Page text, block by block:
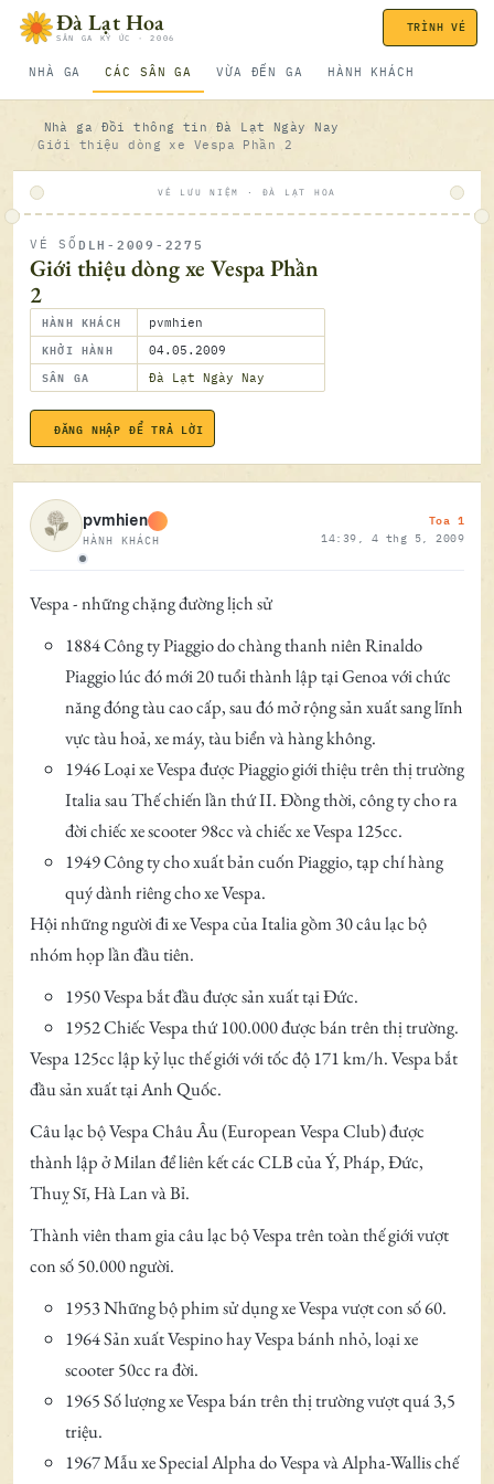
Bỏ qua nội dungĐà Lạt Hoa
SÂN GA KÝ ỨC · 2006
NHÀ GA CÁC SÂN GA VỪA ĐẾN GA HÀNH KHÁCH
TRÌNH VÉ
Nhà ga Đồi thông tin
Đà Lạt Ngày Nay
Giới thiệu dòng xe Vespa Phần 2
VÉ LƯU NIỆM · ĐÀ LẠT HOA
VÉ SỐ DLH-2009-2275
Giới thiệu dòng xe Vespa Phần
2
HÀNH KHÁCH pvmhien
KHỞI HÀNH 04.05.2009
SÂN GA Đà Lạt Ngày Nay
ĐĂNG NHẬP ĐỂ TRẢ LỜI
Ngoại tuyến
pvmhien
HÀNH KHÁCH
Toa 1
14:39, 4 thg 5, 2009
Vespa - những chặng đường lịch sử
1884 Công ty Piaggio do chàng thanh niên Rinaldo
Piaggio lúc đó mới 20 tuổi thành lập tại Genoa với chức
năng đóng tàu cao cấp, sau đó mở rộng sản xuất sang lĩnh
vực tàu hoả, xe máy, tàu biển và hàng không.
1946 Loại xe Vespa được Piaggio giới thiệu trên thị trường
Italia sau Thế chiến lần thứ II. Đồng thời, công ty cho ra
đời chiếc xe scooter 98cc và chiếc xe Vespa 125cc.
1949 Công ty cho xuất bản cuốn Piaggio, tạp chí hàng
quý dành riêng cho xe Vespa.
Hội những người đi xe Vespa của Italia gồm 30 câu lạc bộ
nhóm họp lần đầu tiên.
1950 Vespa bắt đầu được sản xuất tại Đức.
1952 Chiếc Vespa thứ 100.000 được bán trên thị trường.
Vespa 125cc lập kỷ lục thế giới với tốc độ 171 km/h. Vespa bắt
đầu sản xuất tại Anh Quốc.
Câu lạc bộ Vespa Châu Âu (European Vespa Club) được
thành lập ở Milan để liên kết các CLB của Ý, Pháp, Đức,
Thuỵ Sĩ, Hà Lan và Bỉ.
Thành viên tham gia câu lạc bộ Vespa trên toàn thế giới vượt
con số 50.000 người.
1953 Những bộ phim sử dụng xe Vespa vượt con số 60.
1964 Sản xuất Vespino hay Vespa bánh nhỏ, loại xe
scooter 50cc ra đời.
1965 Số lượng xe Vespa bán trên thị trường vượt quá 3,5
triệu.
1967 Mẫu xe Special Alpha do Vespa và Alpha-Wallis chế